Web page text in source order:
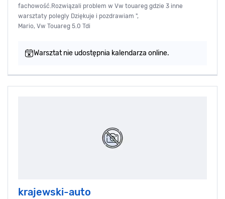
fachowość.Rozwiązali problem w Vw touareg gdzie 3 inne
warsztaty polegly Dziękuje i pozdrawiam ",
Mario, Vw Touareg 5.0 Tdi
Warsztat nie udostępnia kalendarza online.
krajewski-auto